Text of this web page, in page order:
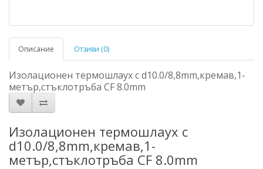
Описание Отзиви (0)
Изолационен термошлаух с d10.0/8,8mm,кремав,1-
метър,стъклотръба CF 8.0mm
Изолационен термошлаух с
d10.0/8,8mm,кремав,1-
метър,стъклотръба CF 8.0mm